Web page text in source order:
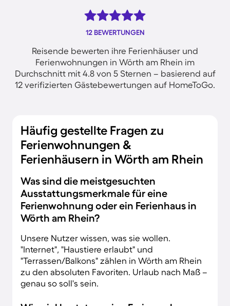
12 BEWERTUNGEN
Reisende bewerten ihre Ferienhäuser und
Ferienwohnungen in Wörth am Rhein im
Durchschnitt mit 4.8 von 5 Sternen – basierend auf
12 verifizierten Gästebewertungen auf HomeToGo.
Häufig gestellte Fragen zu
Ferienwohnungen &
Ferienhäusern in Wörth am Rhein
Was sind die meistgesuchten
Ausstattungsmerkmale für eine
Ferienwohnung oder ein Ferienhaus in
Wörth am Rhein?
Unsere Nutzer wissen, was sie wollen.
"Internet", "Haustiere erlaubt" und
"Terrassen/Balkons" zählen in Wörth am Rhein
zu den absoluten Favoriten. Urlaub nach Maß –
genau so soll's sein.